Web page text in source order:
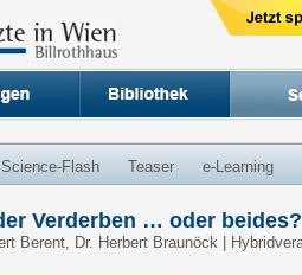
Science-Flash Teaser e-Learning
Verderben … oder
Berent, Dr. Herbert Braunöck |